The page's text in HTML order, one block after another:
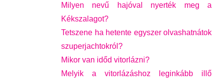
Milyen nevű hajóval nyerték meg a
Kékszalagot?
Tetszene ha hetente egyszer olvashatnátok
szuperjachtokról?
Mikor van időd vitorlázni?
Melyik a vitorlázáshoz leginkább illő